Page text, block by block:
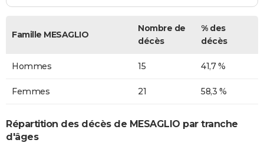
Famille MESAGLIO
Nombre de
décès
% des
décès
Hommes 15 41,7 %
Femmes 21 58,3 %
Répartition des décès de MESAGLIO par tranche
d'âges